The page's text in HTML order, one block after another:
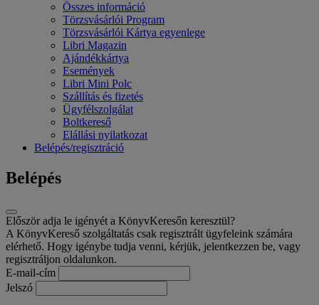
Összes információ
Törzsvásárlói Program
Törzsvásárlói Kártya egyenlege
Libri Magazin
Ajándékkártya
Események
Libri Mini Polc
Szállítás és fizetés
Ügyfélszolgálat
Boltkereső
Elállási nyilatkozat
Belépés/regisztráció
Belépés
Először adja le igényét a KönyvKeresőn keresztül?
A KönyvKereső szolgáltatás csak regisztrált ügyfeleink számára
elérhető. Hogy igénybe tudja venni, kérjük, jelentkezzen be, vagy
regisztráljon oldalunkon.
E-mail-cím
Jelszó